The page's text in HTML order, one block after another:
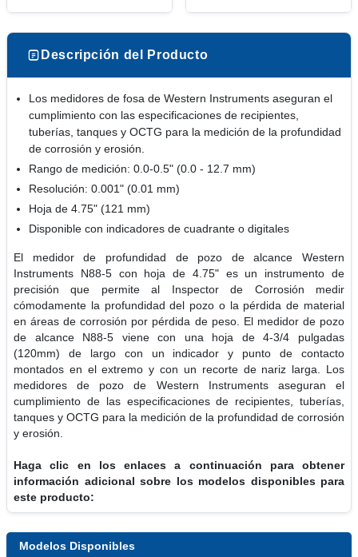
Descripción del Producto
Los medidores de fosa de Western Instruments aseguran el
cumplimiento con las especificaciones de recipientes,
tuberías, tanques y OCTG para la medición de la profundidad
de corrosión y erosión.
Rango de medición: 0.0-0.5" (0.0 - 12.7 mm)
Resolución: 0.001" (0.01 mm)
Hoja de 4.75" (121 mm)
Disponible con indicadores de cuadrante o digitales
El medidor de profundidad de pozo de alcance Western
Instruments N88-5 con hoja de 4.75" es un instrumento de
precisión que permite al Inspector de Corrosión medir
cómodamente la profundidad del pozo o la pérdida de material
en áreas de corrosión por pérdida de peso. El medidor de pozo
de alcance N88-5 viene con una hoja de 4-3/4 pulgadas
(120mm) de largo con un indicador y punto de contacto
montados en el extremo y con un recorte de nariz larga. Los
medidores de pozo de Western Instruments aseguran el
cumplimiento de las especificaciones de recipientes, tuberías,
tanques y OCTG para la medición de la profundidad de corrosión
y erosión.
Haga clic en los enlaces a continuación para obtener
información adicional sobre los modelos disponibles para
este producto:
Modelos Disponibles